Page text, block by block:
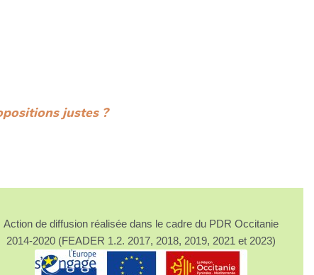
justes ?
Action de diffusion réalisée dans le cadre du PDR Occitanie
2014-2020 (FEADER 1.2. 2017, 2018, 2019, 2021 et 2023)